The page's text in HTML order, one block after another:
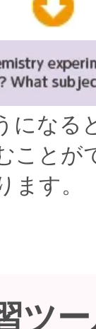
になる
ことが
ます。
ツ